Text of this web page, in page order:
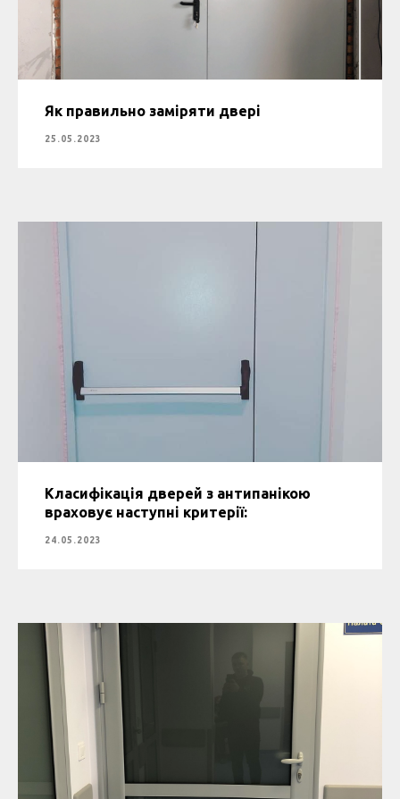
Як правильно заміряти двері
25.05.2023
Класифікація дверей з антипанікою
враховує наступні критерії:
24.05.2023